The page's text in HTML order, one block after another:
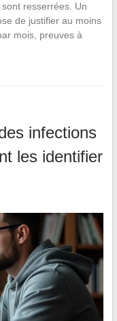
resserrées. Un
de justifier au moins
mois, preuves à
infections
les identifier